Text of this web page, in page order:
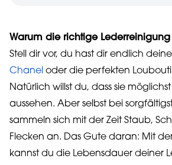
Warum die richtige
Stell dir vor, du hast dir endlich
Chanel oder die perfekten
Natürlich willst du, dass sie
aussehen. Aber selbst bei
sammeln sich mit der Zeit Staub,
Flecken an. Das Gute daran: Mit
kannst du die Lebensdauer deiner